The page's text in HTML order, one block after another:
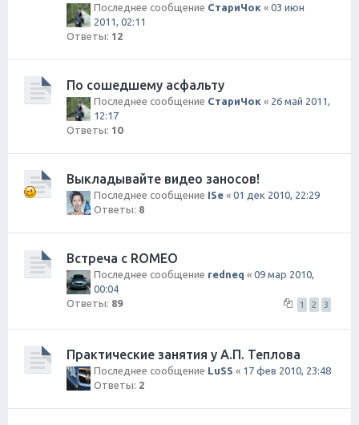
Последнее сообщение СтариЧок « 03 июн
2011, 02:11
Ответы: 12
По сошедшему асфальту
Последнее сообщение СтариЧок « 26 май 2011,
12:17
Ответы: 10
Выкладывайте видео заносов!
Последнее сообщение ISe « 01 дек 2010, 22:29
Ответы: 8
Встреча с ROMEO
Последнее сообщение redneq « 09 мар 2010,
00:04
Ответы: 89 1 2 3
Практические занятия у А.П. Теплова
Последнее сообщение LuSS « 17 фев 2010, 23:48
Ответы: 2